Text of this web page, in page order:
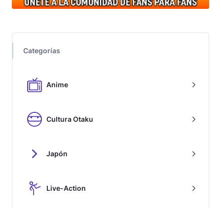
Categorías
Anime
Cultura Otaku
Japón
Live-Action